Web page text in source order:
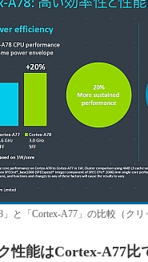
」と「Cortex-A77」の比較（ク
性能はCortex-A77比